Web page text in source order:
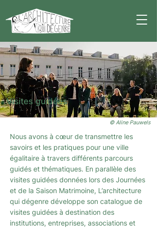
Visites guidées
© Aline Pauwels
Nous avons à cœur de transmettre les
savoirs et les pratiques pour une ville
égalitaire à travers différents parcours
guidés et thématiques. En parallèle des
visites guidées données lors des Journées
et de la Saison Matrimoine, L’architecture
qui dégenre développe son catalogue de
visites guidées à destination des
institutions, entreprises, associations et